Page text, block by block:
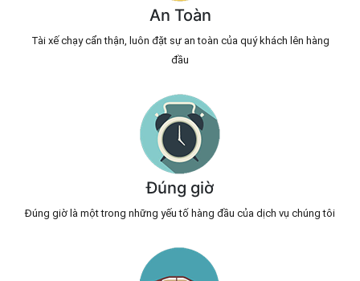
An Toàn
Tài xế chạy cẩn thận, luôn đặt sự an toàn của quý khách lên hàng
đầu
Đúng giờ
Đúng giờ là một trong những yếu tố hàng đầu của dịch vụ chúng tôi